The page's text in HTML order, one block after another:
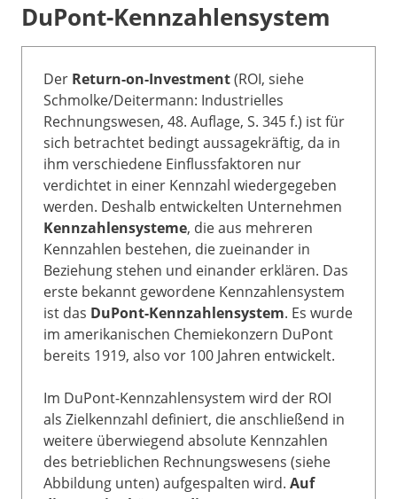
DuPont-Kennzahlensystem
Der Return-on-Investment(ROI, siehe
Schmolke/Deitermann: Industrielles
Rechnungswesen, 48. Auflage, S. 345 f.) ist für
sich betrachtet bedingt aussagekräftig, da in
ihm verschiedene Einflussfaktoren nur
verdichtet in einer Kennzahl wiedergegeben
werden. Deshalb entwickelten Unternehmen
Kennzahlensysteme, die aus mehreren
Kennzahlen bestehen, die zueinander in
Beziehung stehen und einander erklären. Das
erste bekannt gewordene Kennzahlensystem
ist das DuPont-Kennzahlensystem. Es wurde
im amerikanischen Chemiekonzern DuPont
bereits 1919, also vor 100 Jahren entwickelt.
Im DuPont-Kennzahlensystem wird der ROI
als Zielkennzahl definiert, die anschließend in
weitere überwiegend absolute Kennzahlen
des betrieblichen Rechnungswesens (siehe
Abbildung unten) aufgespalten wird. Auf